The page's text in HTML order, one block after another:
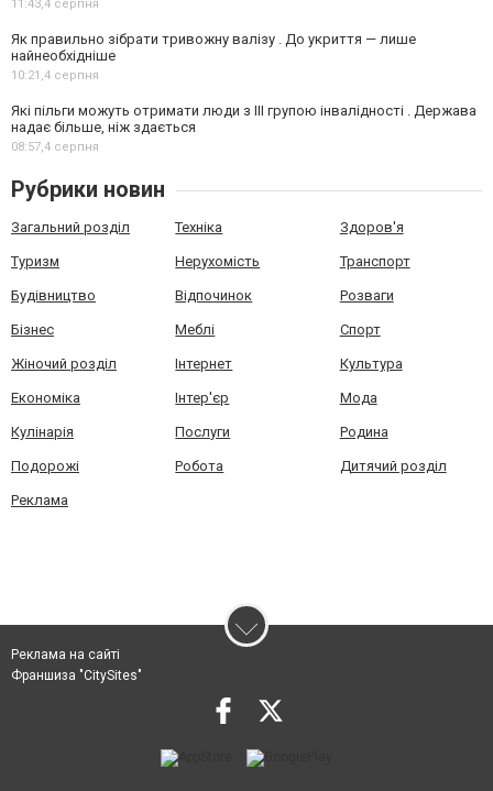
11:43,4 серпня
Як правильно зібрати тривожну валізу . До укриття — лише
найнеобхідніше
10:21,4 серпня
Які пільги можуть отримати люди з III групою інвалідності . Держава
надає більше, ніж здається
08:57,4 серпня
Рубрики новин
Загальний розділ Техніка Здоров'я
Туризм Нерухомість Транспорт
Будівництво Відпочинок Розваги
Бізнес Меблі Спорт
Жіночий розділ Інтернет Культура
Економіка Інтер'єр Мода
Кулінарія Послуги Родина
Подорожі Робота Дитячий розділ
Реклама
Реклама на сайті
Франшиза "CitySites"